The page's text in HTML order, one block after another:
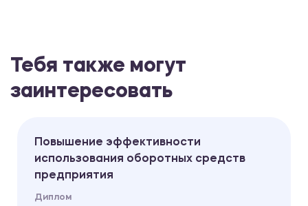
Тебя также могут
заинтересовать
Повышение эффективности
использования оборотных средств
предприятия
Диплом